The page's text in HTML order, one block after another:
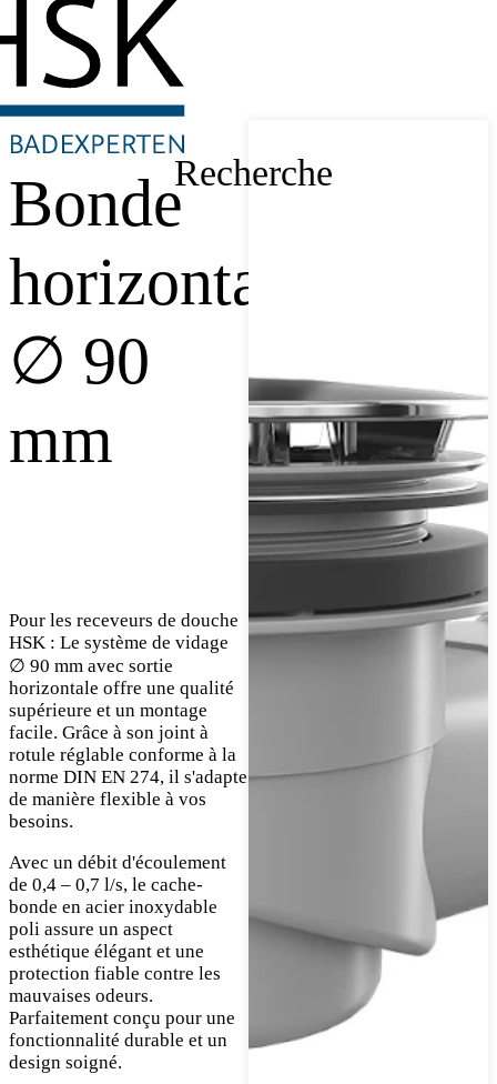
Recherche
Bonde
horizontale
∅ 90
mm
Pour les receveurs de douche
HSK : Le système de vidage
∅ 90 mm avec sortie
horizontale offre une qualité
supérieure et un montage
facile. Grâce à son joint à
rotule réglable conforme à la
norme DIN EN 274, il s'adapte
de manière flexible à vos
besoins.
Avec un débit d'écoulement
de 0,4 – 0,7 l/s, le cache-
bonde en acier inoxydable
poli assure un aspect
esthétique élégant et une
protection fiable contre les
mauvaises odeurs.
Parfaitement conçu pour une
fonctionnalité durable et un
design soigné.